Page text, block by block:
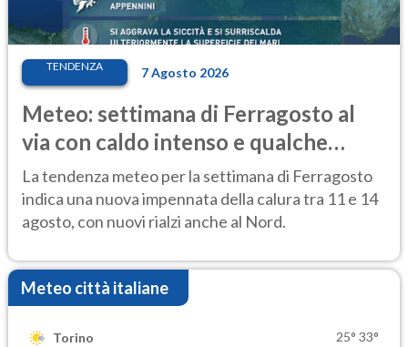
TENDENZA 7 Agosto 2026
Meteo: settimana di Ferragosto al
via con caldo intenso e qualche
temporale
La tendenza meteo per la settimana di Ferragosto
indica una nuova impennata della calura tra 11 e 14
agosto, con nuovi rialzi anche al Nord.
Meteo città italiane
Torino 25° 33°